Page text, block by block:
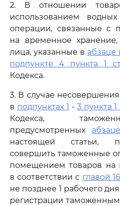
2. В отношении
использованием
операции, связанные с
на временное
лица, указанные в абзаце
подпункте 4 пункта 1
Кодекса.
3. В случае
в подпунктах 1 - 3 пункта 1
Кодекса,
предусмотренных
настоящей статьи,
совершить таможенные
помещением товаров на
в соответствии с главой 16
не позднее 1 рабочего
регистрации